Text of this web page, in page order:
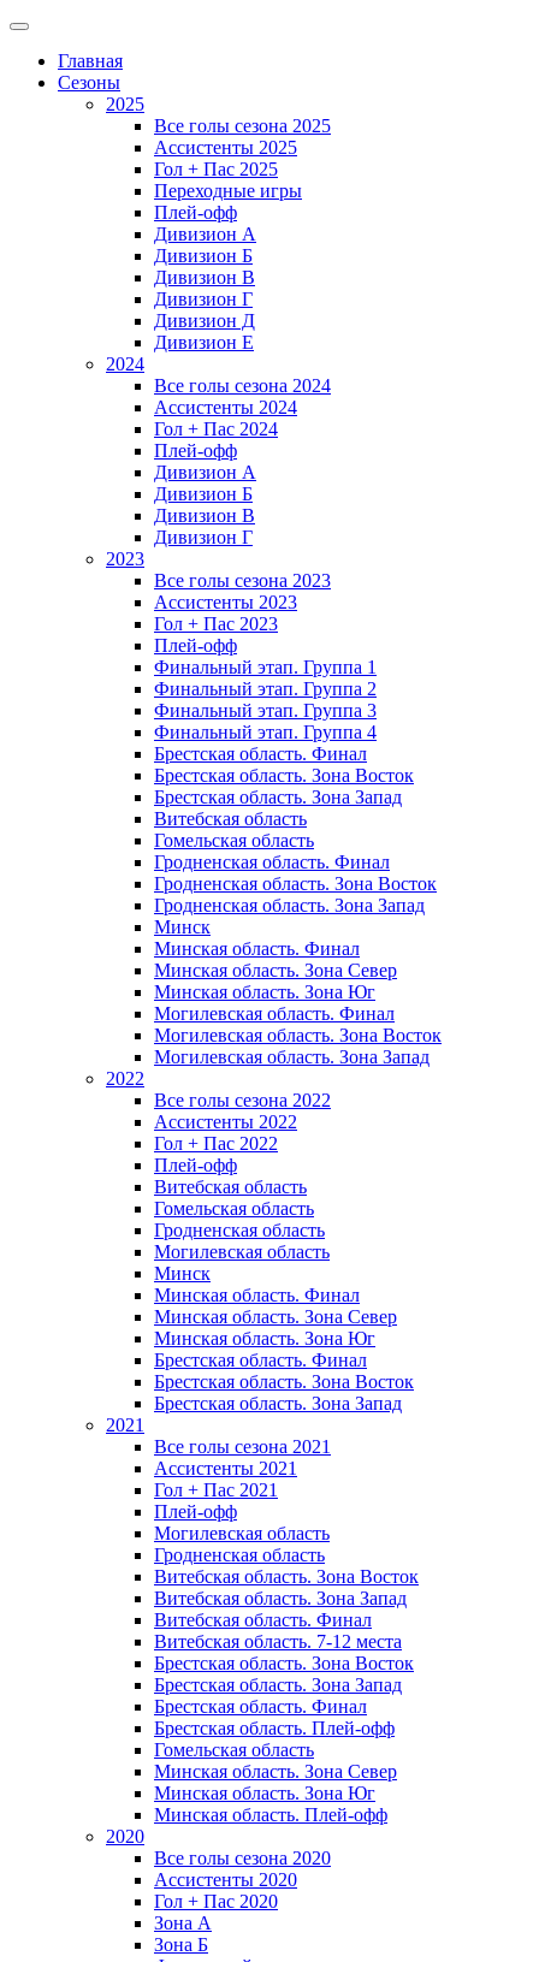
Главная
Сезоны
2025
Все голы сезона 2025
Ассистенты 2025
Гол + Пас 2025
Переходные игры
Плей-офф
Дивизион A
Дивизион Б
Дивизион В
Дивизион Г
Дивизион Д
Дивизион Е
2024
Все голы сезона 2024
Ассистенты 2024
Гол + Пас 2024
Плей-офф
Дивизион A
Дивизион Б
Дивизион В
Дивизион Г
2023
Все голы сезона 2023
Ассистенты 2023
Гол + Пас 2023
Плей-офф
Финальный этап. Группа 1
Финальный этап. Группа 2
Финальный этап. Группа 3
Финальный этап. Группа 4
Брестская область. Финал
Брестская область. Зона Восток
Брестская область. Зона Запад
Витебская область
Гомельская область
Гродненская область. Финал
Гродненская область. Зона Восток
Гродненская область. Зона Запад
Минск
Минская область. Финал
Минская область. Зона Север
Минская область. Зона Юг
Могилевская область. Финал
Могилевская область. Зона Восток
Могилевская область. Зона Запад
2022
Все голы сезона 2022
Ассистенты 2022
Гол + Пас 2022
Плей-офф
Витебская область
Гомельская область
Гродненская область
Могилевская область
Минск
Mинская область. Финал
Минская область. Зона Север
Минская область. Зона Юг
Брестская область. Финал
Брестская область. Зона Восток
Брестская область. Зона Запад
2021
Все голы сезона 2021
Ассистенты 2021
Гол + Пас 2021
Плей-офф
Могилевская область
Гродненская область
Витебская область. Зона Восток
Витебская область. Зона Запад
Витебская область. Финал
Витебская область. 7-12 места
Брестская область. Зона Восток
Брестская область. Зона Запад
Брестская область. Финал
Брестская область. Плей-офф
Гомельская область
Минская область. Зона Север
Минская область. Зона Юг
Минская область. Плей-офф
2020
Все голы сезона 2020
Ассистенты 2020
Гол + Пас 2020
Зона А
Зона Б